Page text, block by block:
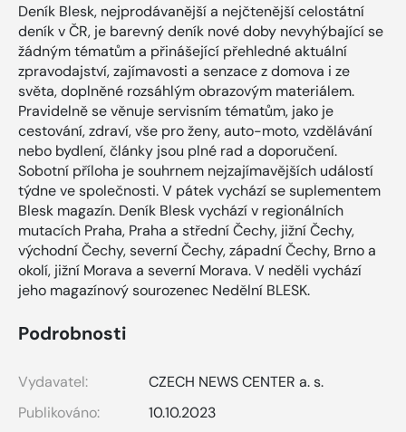
Deník Blesk, nejprodávanější a nejčtenější celostátní
deník v ČR, je barevný deník nové doby nevyhýbající se
žádným tématům a přinášející přehledné aktuální
zpravodajství, zajímavosti a senzace z domova i ze
světa, doplněné rozsáhlým obrazovým materiálem.
Pravidelně se věnuje servisním tématům, jako je
cestování, zdraví, vše pro ženy, auto-moto, vzdělávání
nebo bydlení, články jsou plné rad a doporučení.
Sobotní příloha je souhrnem nejzajímavějších událostí
týdne ve společnosti. V pátek vychází se suplementem
Blesk magazín. Deník Blesk vychází v regionálních
mutacích Praha, Praha a střední Čechy, jižní Čechy,
východní Čechy, severní Čechy, západní Čechy, Brno a
okolí, jižní Morava a severní Morava. V neděli vychází
jeho magazínový sourozenec Nedělní BLESK.
Podrobnosti
Vydavatel:
CZECH NEWS CENTER a. s.
Publikováno:
10.10.2023